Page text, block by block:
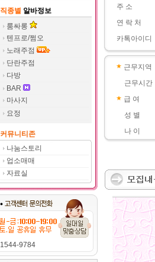
직종별 알바정보
룸싸롱
텐프로/쩜오
노래주점
단란주점
다방
BAR
마사지
요정
커뮤니티존
나눔스토리
업소매매
자료실
1544-9784
주 소
연 락 처
카톡아이디
근무지역
근무시간
급 여
성 별
나 이